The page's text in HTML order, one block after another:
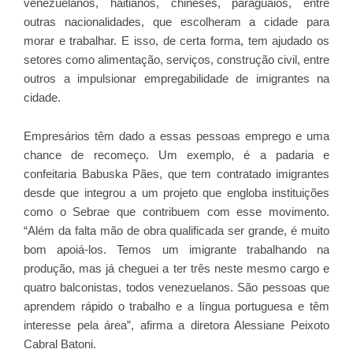
venezuelanos, haitianos, chineses, paraguaios, entre
outras nacionalidades, que escolheram a cidade para
morar e trabalhar. E isso, de certa forma, tem ajudado os
setores como alimentação, serviços, construção civil, entre
outros a impulsionar empregabilidade de imigrantes na
cidade.
Empresários têm dado a essas pessoas emprego e uma
chance de recomeço. Um exemplo, é a padaria e
confeitaria Babuska Pães, que tem contratado imigrantes
desde que integrou a um projeto que engloba instituições
como o Sebrae que contribuem com esse movimento.
“Além da falta mão de obra qualificada ser grande, é muito
bom apoiá-los. Temos um imigrante trabalhando na
produção, mas já cheguei a ter três neste mesmo cargo e
quatro balconistas, todos venezuelanos. São pessoas que
aprendem rápido o trabalho e a língua portuguesa e têm
interesse pela área”, afirma a diretora Alessiane Peixoto
Cabral Batoni.